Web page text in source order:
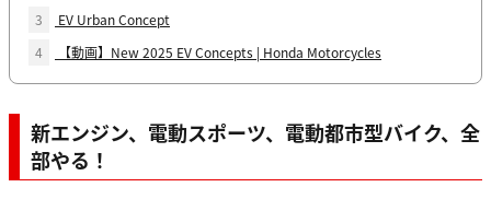
3
EV Urban Concept
4
【動画】New 2025 EV Concepts | Honda Motorcycles
新エンジン、電動スポーツ、電動都市型バイク、全
部やる！